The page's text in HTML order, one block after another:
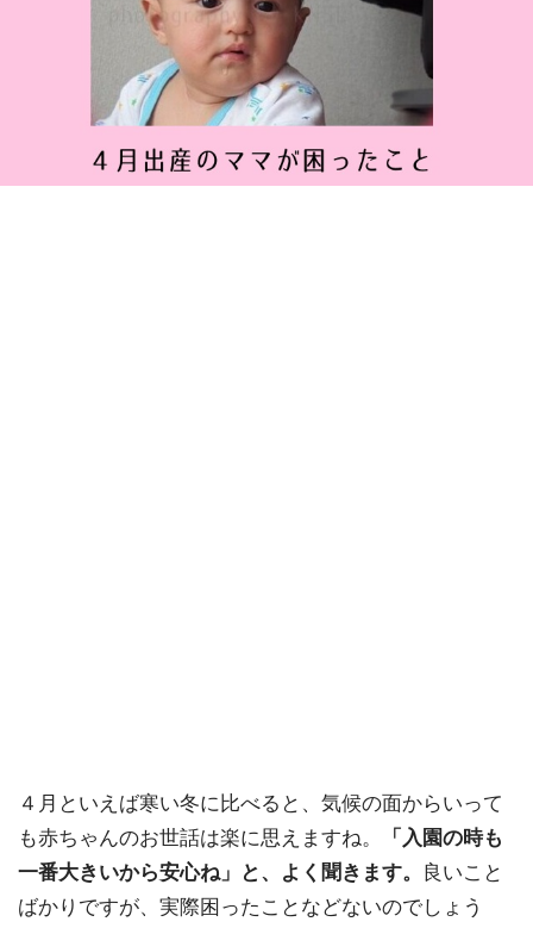
４月といえば寒い冬に比べると、気候の面からいって
も赤ちゃんのお世話は楽に思えますね。
「入園の時も
一番大きいから安心ね」と、よく聞きます。
良いこと
ばかりですが、実際困ったことなどないのでしょう